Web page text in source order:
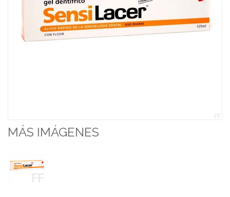
MÁS IMÁGENES